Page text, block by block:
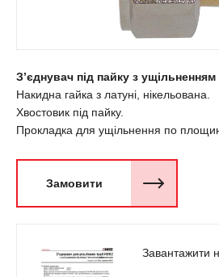
З’єднувач під пайку з
Накидна гайка з латуні, нікельована.
Хвостовик під пайку.
Прокладка для ущільнення по
Замовити
Завантажити